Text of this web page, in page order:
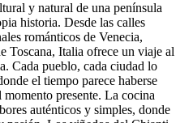
y natural de una península
historia. Desde las calles
románticos de Venecia,
Toscana, Italia ofrece un viaje al
Cada pueblo, cada ciudad lo
el tiempo parece haberse
presente. La cocina
auténticos y simples, donde